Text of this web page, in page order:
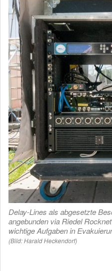
Delay-Lines als abgesetzte
angebunden via Riedel
wichtige Aufgaben in
(Bild: Harald Heckendorf)